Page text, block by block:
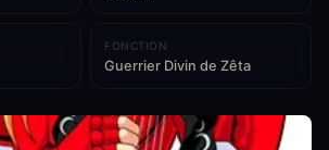
FONCTION
Guerrier Divin de Zêta